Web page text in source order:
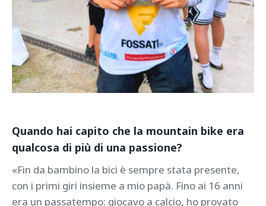
Quando hai capito che la mountain bike era
qualcosa di più di una passione?
«Fin da bambino la bici è sempre stata presente,
con i primi giri insieme a mio papà. Fino ai 16 anni
era un passatempo: giocavo a calcio, ho provato